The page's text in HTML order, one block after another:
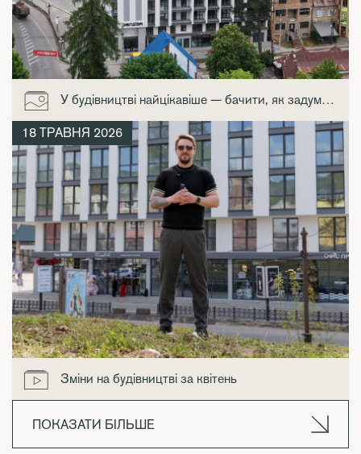
У будівництві найцікавіше — бачити, як задум стає реальністю.
18 ТРАВНЯ 2026
Зміни на будівництві за квітень
ПОКАЗАТИ БІЛЬШЕ